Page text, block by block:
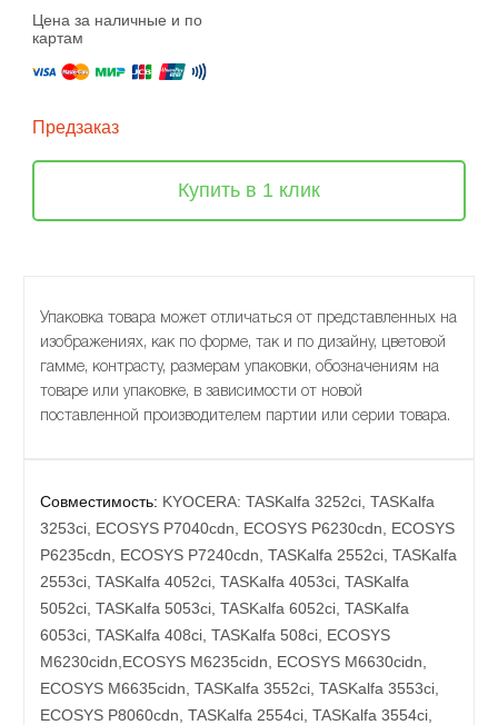
Цена за наличные и по
картам
Предзаказ
Купить в 1 клик
Упаковка товара может отличаться от представленных на
изображениях, как по форме, так и по дизайну, цветовой
гамме, контрасту, размерам упаковки, обозначениям на
товаре или упаковке, в зависимости от новой
поставленной производителем партии или серии товара.
Совместимость: KYOCERA: TASKalfa 3252ci, TASKalfa
3253ci, ECOSYS P7040cdn, ECOSYS P6230cdn, ECOSYS
P6235cdn, ECOSYS P7240cdn, TASKalfa 2552ci, TASKalfa
2553ci, TASKalfa 4052ci, TASKalfa 4053ci, TASKalfa
5052ci, TASKalfa 5053ci, TASKalfa 6052ci, TASKalfa
6053ci, TASKalfa 408ci, TASKalfa 508ci, ECOSYS
M6230cidn,ECOSYS M6235cidn, ECOSYS M6630cidn,
ECOSYS M6635cidn, TASKalfa 3552ci, TASKalfa 3553ci,
ECOSYS P8060cdn, TASKalfa 2554ci, TASKalfa 3554ci,